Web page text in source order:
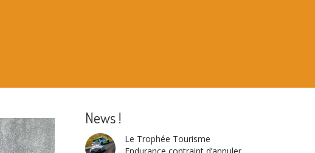
News !
Le Trophée Tourisme